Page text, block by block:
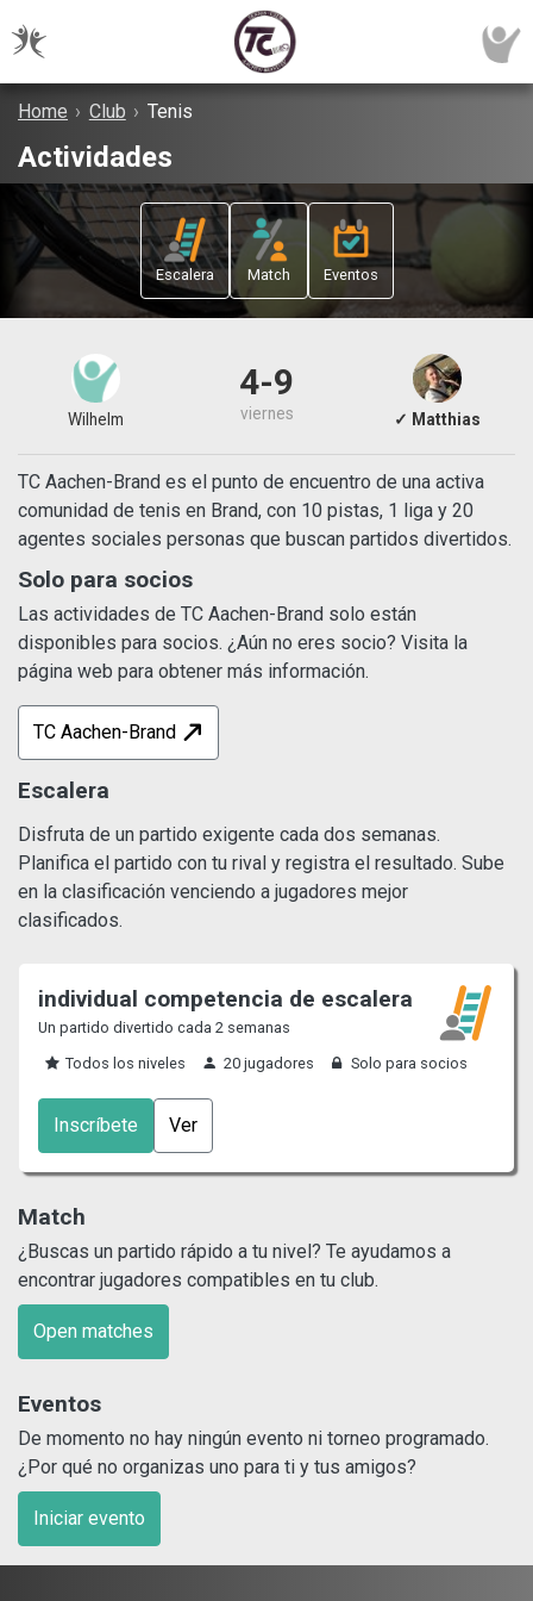
Home › Club › Tenis
Actividades
Escalera Match Eventos
Wilhelm
4-9
viernes ✓ Matthias
TC Aachen-Brand es el punto de encuentro de una activa
comunidad de tenis en Brand, con 10 pistas, 1 liga y 20
agentes sociales personas que buscan partidos divertidos.
Solo para socios
Las actividades de TC Aachen-Brand solo están
disponibles para socios. ¿Aún no eres socio? Visita la
página web para obtener más información.
TC Aachen-Brand
Escalera
Disfruta de un partido exigente cada dos semanas.
Planifica el partido con tu rival y registra el resultado. Sube
en la clasificación venciendo a jugadores mejor
clasificados.
individual competencia de escalera
Un partido divertido cada 2 semanas
Todos los niveles
20 jugadores Solo para socios
Inscríbete Ver
Match
¿Buscas un partido rápido a tu nivel? Te ayudamos a
encontrar jugadores compatibles en tu club.
Open matches
Eventos
De momento no hay ningún evento ni torneo programado.
¿Por qué no organizas uno para ti y tus amigos?
Iniciar evento